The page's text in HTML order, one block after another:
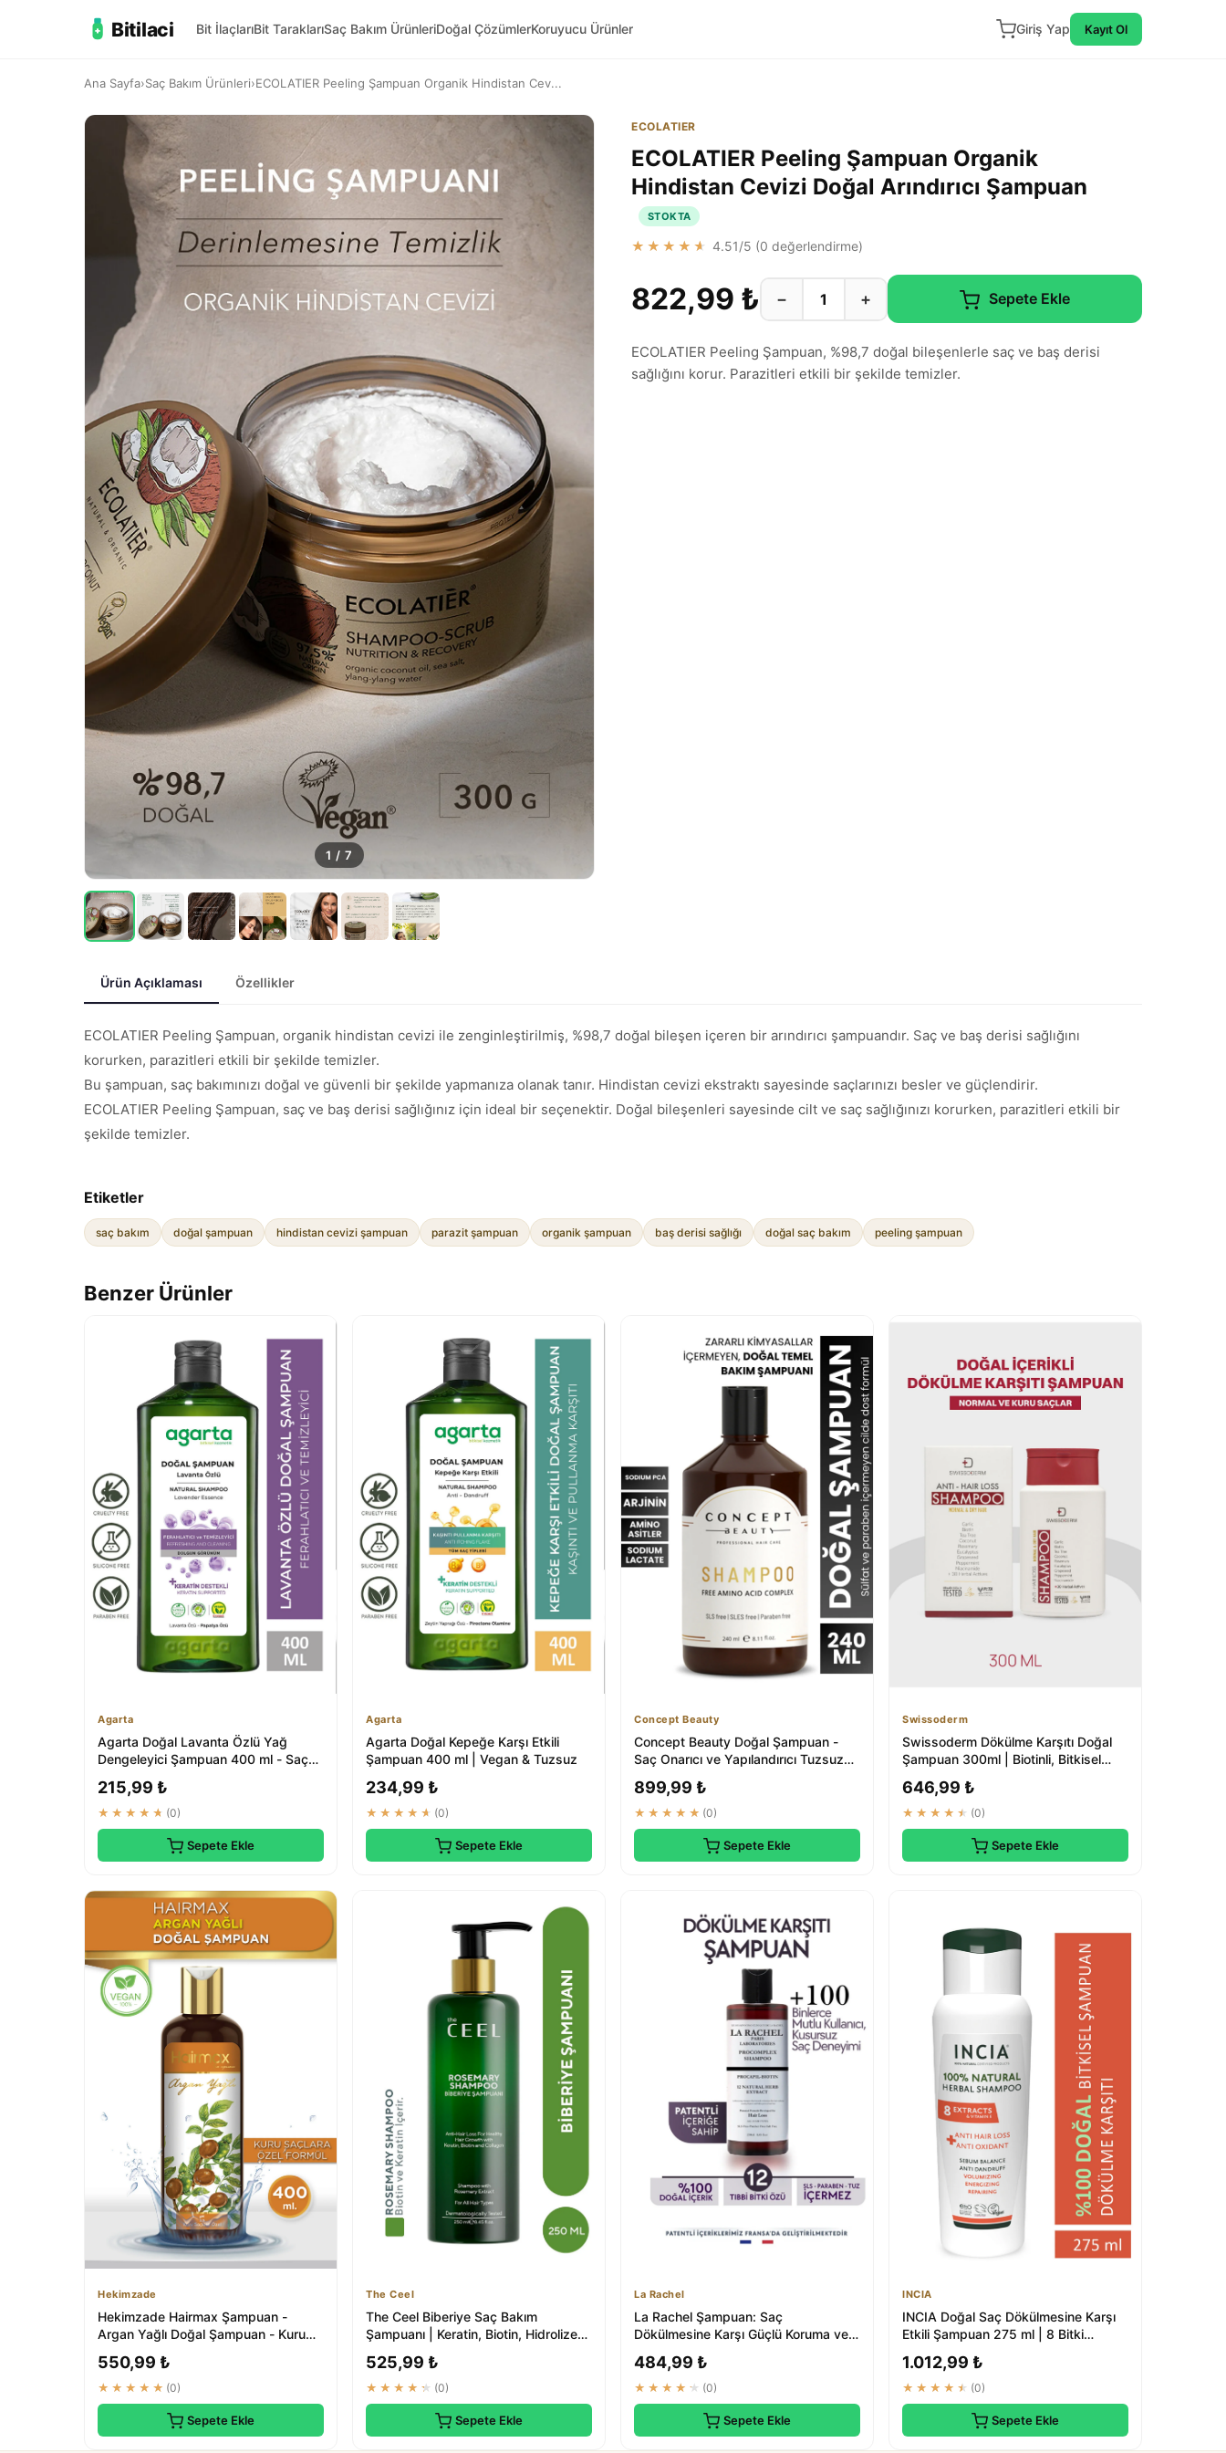
Bitilaci Bit İlaçlarıBit TaraklarıSaç Bakım ÜrünleriDoğal ÇözümlerKoruyucu Ürünler Giriş Yap Kayıt Ol
Ana Sayfa›Saç Bakım Ürünleri›ECOLATIER Peeling Şampuan Organik Hindistan Cev...
1 / 7
ECOLATIER
ECOLATIER Peeling Şampuan Organik
Hindistan Cevizi Doğal Arındırıcı Şampuan
STOKTA
★★★★★ 4.51/5 (0 değerlendirme)
822,99 ₺ − + Sepete Ekle
ECOLATIER Peeling Şampuan, %98,7 doğal bileşenlerle saç ve baş derisi
sağlığını korur. Parazitleri etkili bir şekilde temizler.
Ürün Açıklaması Özellikler
ECOLATIER Peeling Şampuan, organik hindistan cevizi ile zenginleştirilmiş, %98,7 doğal bileşen içeren bir arındırıcı şampuandır. Saç ve baş derisi sağlığını
korurken, parazitleri etkili bir şekilde temizler.
Bu şampuan, saç bakımınızı doğal ve güvenli bir şekilde yapmanıza olanak tanır. Hindistan cevizi ekstraktı sayesinde saçlarınızı besler ve güçlendirir.
ECOLATIER Peeling Şampuan, saç ve baş derisi sağlığınız için ideal bir seçenektir. Doğal bileşenleri sayesinde cilt ve saç sağlığınızı korurken, parazitleri etkili bir
şekilde temizler.
Etiketler
saç bakım doğal şampuan hindistan cevizi şampuan parazit şampuan organik şampuan baş derisi sağlığı doğal saç bakım peeling şampuan
Benzer Ürünler
Agarta
Agarta Doğal Lavanta Özlü Yağ
Dengeleyici Şampuan 400 ml - Saç
215,99 ₺
★★★★★ (0)
Sepete Ekle
Agarta
Agarta Doğal Kepeğe Karşı Etkili
Şampuan 400 ml | Vegan & Tuzsuz
234,99 ₺
★★★★★ (0)
Sepete Ekle
Concept Beauty
Concept Beauty Doğal Şampuan -
Saç Onarıcı ve Yapılandırıcı Tuzsuz
899,99 ₺
★★★★★ (0)
Sepete Ekle
Swissoderm
Swissoderm Dökülme Karşıtı Doğal
Şampuan 300ml | Biotinli, Bitkisel
646,99 ₺
★★★★★ (0)
Sepete Ekle
Hekimzade
Hekimzade Hairmax Şampuan -
Argan Yağlı Doğal Şampuan - Kuru
550,99 ₺
★★★★★ (0)
Sepete Ekle
The Ceel
The Ceel Biberiye Saç Bakım
Şampuanı | Keratin, Biotin, Hidrolize
525,99 ₺
★★★★★ (0)
Sepete Ekle
La Rachel
La Rachel Şampuan: Saç
Dökülmesine Karşı Güçlü Koruma ve
484,99 ₺
★★★★★ (0)
Sepete Ekle
INCIA
INCIA Doğal Saç Dökülmesine Karşı
Etkili Şampuan 275 ml | 8 Bitki
1.012,99 ₺
★★★★★ (0)
Sepete Ekle